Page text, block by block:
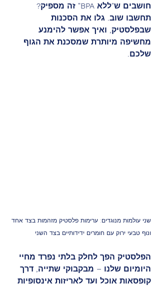
חושבים ש"ללא BPA" זה מספיק?
תחשבו שוב. גלו את הסכנות
שבפלסטיק, ואיך אפשר להימנע
מחשיפה מיותרת שמסכנת את הגוף
שלכם.
שני עולמות מנוגדים: ערימות פלסטיק מזהמות בצד אחד
ונוף טבעי ירוק עם חומרים ידידותיים בצד השני
הפלסטיק הפך לחלק בלתי נפרד מחיי
היומיום שלנו – מבקבוקי שתייה, דרך
קופסאות אוכל ועד לאריזות אינסופיות